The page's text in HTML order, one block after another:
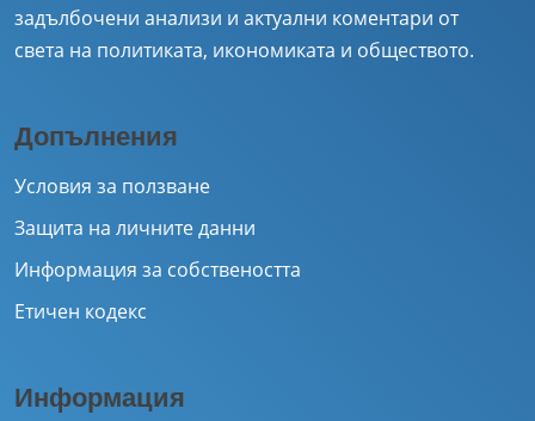
задълбочени анализи и актуални коментари от
света на политиката, икономиката и обществото.
Допълнения
Условия за ползване
Защита на личните данни
Информация за собствеността
Етичен кодекс
Информация